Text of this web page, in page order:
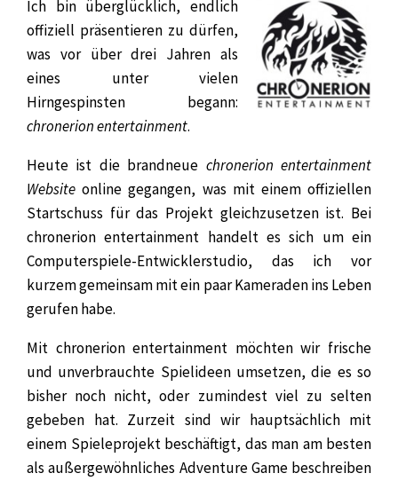
Ich bin überglücklich, endlich
offiziell präsentieren zu dürfen,
was vor über drei Jahren als
eines unter vielen
Hirngespinsten begann:
chronerion entertainment.
Heute ist die brandneue chronerion entertainment
Website online gegangen, was mit einem offiziellen
Startschuss für das Projekt gleichzusetzen ist. Bei
chronerion entertainment handelt es sich um ein
Computerspiele-Entwicklerstudio, das ich vor
kurzem gemeinsam mit ein paar Kameraden ins Leben
gerufen habe.
Mit chronerion entertainment möchten wir frische
und unverbrauchte Spielideen umsetzen, die es so
bisher noch nicht, oder zumindest viel zu selten
gebeben hat. Zurzeit sind wir hauptsächlich mit
einem Spieleprojekt beschäftigt, das man am besten
als außergewöhnliches Adventure Game beschreiben